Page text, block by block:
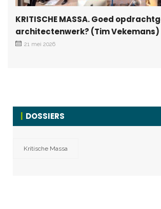
KRITISCHE MASSA. Goed
architectenwerk? (Tim Vekemans)
21 mei 2026
DOSSIERS
Kritische Massa